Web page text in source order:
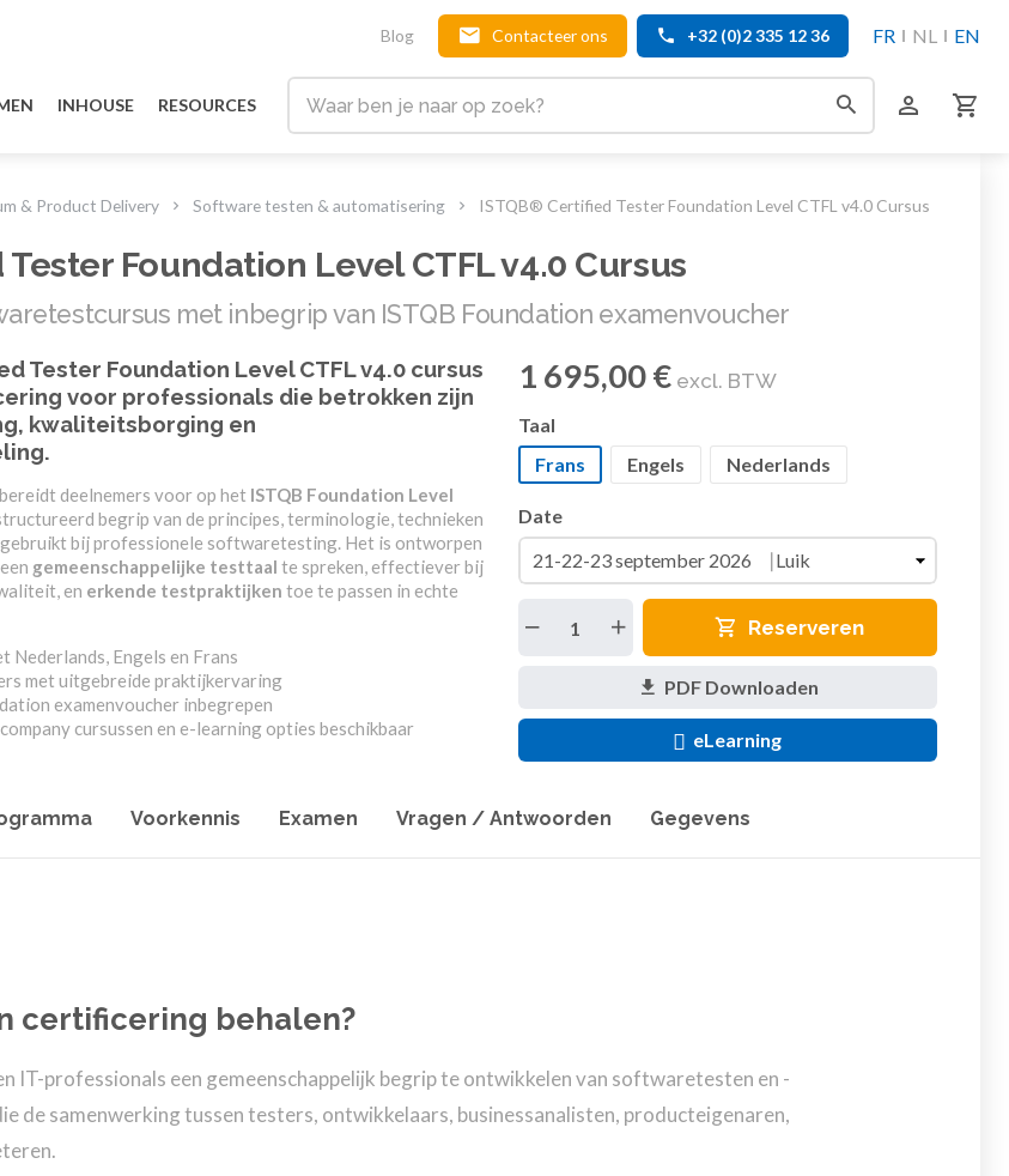
Blog Contacteer ons +32 (0)2 335 12 36 FR NL EN
INHOUSE RESOURCES
& Product Delivery Software testen & automatisering ISTQB® Certified Tester Foundation Level CTFL v4.0 Cursus
Foundation Level CTFL v4.0 Cursus
met inbegrip van ISTQB Foundation examenvoucher
1 695,00 €excl. BTW
Taal
Frans
Engels Nederlands
Date
Reserveren
PDF Downloaden
eLearning
Tester Foundation Level CTFL v4.0cursus
voor professionals die betrokken zijn
kwaliteitsborging en
bereidt deelnemers voor op het ISTQB Foundation Level
begrip van de principes, terminologie, technieken
gebruikt bij professionele softwaretesting. Het is ontworpen
gemeenschappelijke testtaal te spreken, effectiever bij
en erkende testpraktijken toe te passen in echte
Nederlands, Engels en Frans
met uitgebreide praktijkervaring
examenvoucher inbegrepen
cursussen en e-learning opties beschikbaar
Voorkennis Examen Vragen / Antwoorden Gegevens
certificering behalen?
IT-professionals een gemeenschappelijk begrip te ontwikkelen van softwaretesten en -
de samenwerking tussen testers, ontwikkelaars, businessanalisten, producteigenaren,